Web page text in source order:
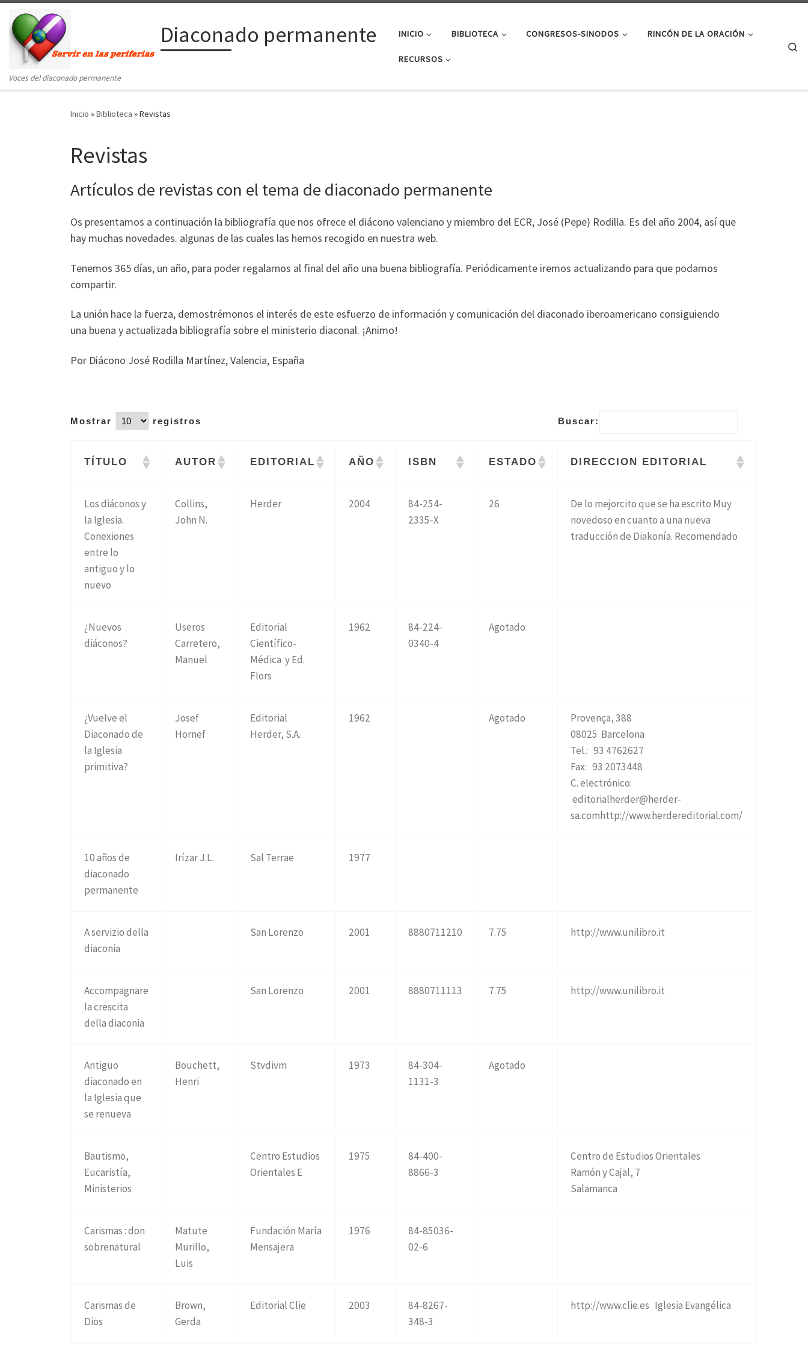
Saltar al contenido
Diaconado permanente
Voces del diaconado permanente
INICIO BIBLIOTECA CONGRESOS-SINODOS RINCÓN DE LA ORACIÓN
RECURSOS
Inicio »Biblioteca »Revistas
Revistas
Artículos de revistas con el tema de diaconado permanente
Os presentamos a continuación la bibliografía que nos ofrece el diácono valenciano y miembro del ECR, José (Pepe) Rodilla. Es del año 2004, así que
hay muchas novedades. algunas de las cuales las hemos recogido en nuestra web.
Tenemos 365 días, un año, para poder regalarnos al final del año una buena bibliografía. Periódicamente iremos actualizando para que podamos
compartir.
La unión hace la fuerza, demostrémonos el interés de este esfuerzo de información y comunicación del diaconado iberoamericano consiguiendo
una buena y actualizada bibliografía sobre el ministerio diaconal. ¡Animo!
Por Diácono José Rodilla Martínez, Valencia, España
Mostrar registros Buscar:
TÍTULO AUTOR EDITORIAL AÑO ISBN ESTADO DIRECCION EDITORIAL
Los diáconos y
la Iglesia.
Conexiones
entre lo
antiguo y lo
nuevo
Collins,
John N.
Herder 2004
84-254-
2335-X
26
De lo mejorcito que se ha escrito Muy
novedoso en cuanto a una nueva
traducción de Diakonía. Recomendado
¿Nuevos
diáconos?
Useros
Carretero,
Manuel
Editorial
Científico-
Médica y Ed.
Flors
1962
84-224-
0340-4
Agotado
¿Vuelve el
Diaconado de
la Iglesia
primitiva?
Josef
Hornef
Editorial
Herder, S.A.
1962 Agotado
Provença, 388
08025 Barcelona
Tel.: 93 4762627
Fax: 93 2073448
C. electrónico:
editorialherder@herder-
sa.comhttp://www.herdereditorial.com/
10 años de
diaconado
permanente
Irízar J.L. Sal Terrae 1977
A servizio della
diaconia
San Lorenzo 2001 8880711210 7.75 http://www.unilibro.it
Accompagnare
la crescita
della diaconia
San Lorenzo 2001 8880711113 7.75 http://www.unilibro.it
Antiguo
diaconado en
la Iglesia que
se renueva
Bouchett,
Henri
Stvdivm 1973
84-304-
1131-3
Agotado
Bautismo,
Eucaristía,
Ministerios
Centro Estudios
Orientales E
1975
84-400-
8866-3
Centro de Estudios Orientales
Ramón y Cajal, 7
Salamanca
Carismas : don
sobrenatural
Matute
Murillo,
Luis
Fundación María
Mensajera
1976
84-85036-
02-6
Carismas de
Dios
Brown,
Gerda
Editorial Clie 2003
84-8267-
348-3
http://www.clie.es Iglesia Evangélica